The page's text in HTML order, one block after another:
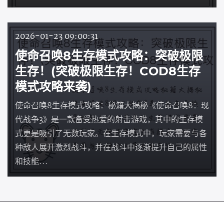
2026-01-23 09:00:31
使命召唤8生存模式攻略：突破极限
生存！(突破极限生存！COD8生存
模式攻略来袭)
使命召唤8生存模式攻略：秘籍大揭秘《使命召唤8：现
代战争3》是一款备受热爱的射击游戏，其中的生存模
式更是吸引了无数玩家。在生存模式中，玩家需要与各
种敌人展开激烈战斗，并在战斗中逐渐提升自己的属性
和技能...